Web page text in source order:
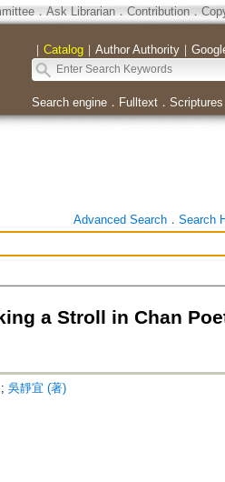
． Ask Librarian． Contribution．
｜ Catalog｜ Author Authority｜
Search engine． Fulltext． Scriptures
Advanced Search． Search
a Stroll in Chan
吳靜宜 (著)